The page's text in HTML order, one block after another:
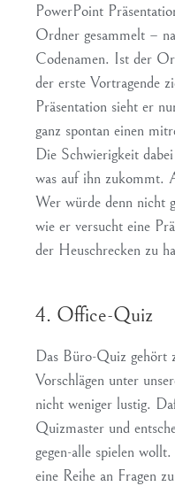
PowerPoint
Ordner gesammelt –
Codenamen. Ist der
der erste Vortragende
Präsentation sieht er
ganz spontan einen
Die Schwierigkeit
was auf ihn zukommt.
Wer würde denn nicht
wie er versucht eine
der Heuschrecken zu
4. Office-Quiz
Das Büro-Quiz gehört
Vorschlägen unter
nicht weniger lustig.
Quizmaster und
gegen-alle spielen
eine Reihe an Fragen